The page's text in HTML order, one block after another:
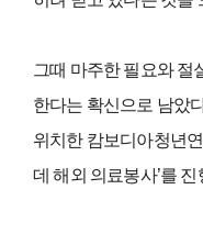
그때 마주한 필요와 절
한다는 확신으로 남았
위치한 캄보디아청년
데 해외 의료봉사’를